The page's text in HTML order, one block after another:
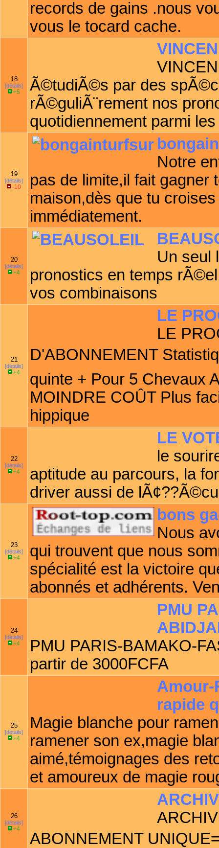
records de gains .nous
vous le tocard cache.
18
[détails]
+5
Ã©tudiÃ©s par des
rÃ©guliÃ¨rement nos
quotidiennement parmi
19
[détails]
-10
Notre
pas de limite,il fait gagner
maison,dès que tu
immédiatement.
20
[détails]
+4
Un seul
pronostics en temps
vos combinaisons
21
[détails]
+4
LE
LE
D'ABONNEMENT
quinte + Pour 5 Chevaux
MOINDRE COÛT Plus
hippique
22
[détails]
+4
LE
le
aptitude au parcours, la
driver aussi de
23
[détails]
+4
bons
Nous
qui trouvent que nous
spécialité est la victoire
abonnés et adhérents.
24
[détails]
+4
PMU
PMU PARIS-BAMAKO-
partir de 3000FCFA
25
[détails]
+4
Amour-
rapide
Magie blanche pour
ramener son ex,magie
aimé,témoignages des
et amoureux de magie
26
[détails]
+4
ABONNEMENT